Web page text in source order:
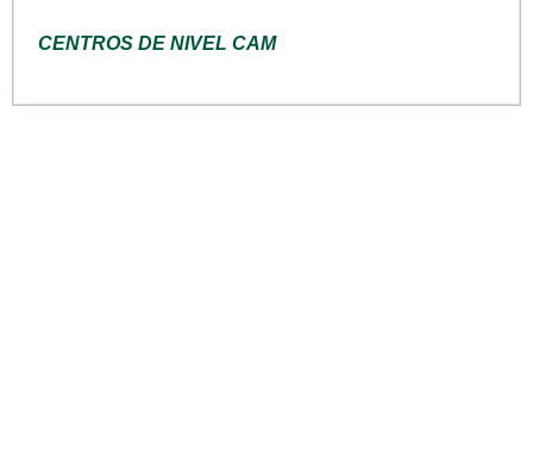
CENTROS DE NIVEL CAM